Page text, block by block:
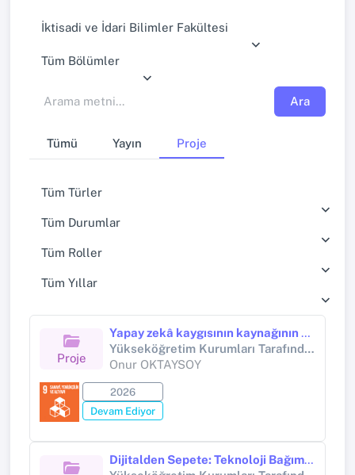
İktisadi ve İdari Bilimler Fakültesi
Tüm Bölümler
Ara
Tümü Yayın Proje
Tüm Türler
Tüm Durumlar
Tüm Roller
Tüm Yıllar
Proje
Yapay zekâ kaygısının kaynağının ve öncüllerinin araştırılması
Yükseköğretim Kurumları Tarafından Destekli Bilimsel Araştırma Projesi (Yükseköğretim Kurumları tarafından destekli bilimsel araştırma projesi)
Onur OKTAYSOY
2026
Devam Ediyor
Dijitalden Sepete: Teknoloji Bağımlılığı Online Alışveriş Bağımlılığını Tetikliyor mu?